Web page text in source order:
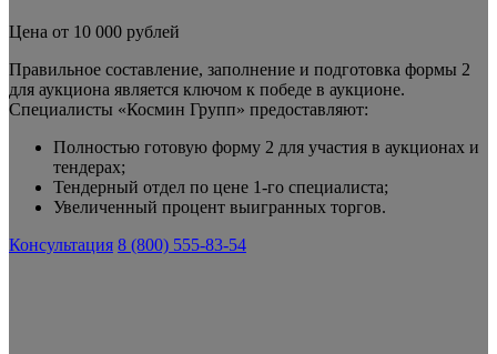
Цена от 10 000 рублей
Правильное составление, заполнение и подготовка формы 2
для аукциона является ключом к победе в аукционе.
Специалисты «Космин Групп» предоставляют:
Полностью готовую форму 2 для участия в аукционах и
тендерах;
Тендерный отдел по цене 1-го специалиста;
Увеличенный процент выигранных торгов.
Консультация 8 (800) 555-83-54